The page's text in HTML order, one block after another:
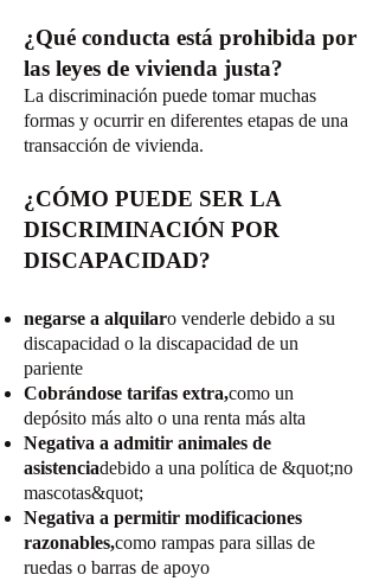
¿Qué conducta está prohibida por
las leyes de vivienda justa?
La discriminación puede tomar muchas
formas y ocurrir en diferentes etapas de una
transacción de vivienda.
¿CÓMO PUEDE SER LA
DISCRIMINACIÓN POR
DISCAPACIDAD?
negarse a alquilaro venderle debido a su
discapacidad o la discapacidad de un
pariente
Cobrándose tarifas extra,como un
depósito más alto o una renta más alta
Negativa a admitir animales de
asistenciadebido a una política de &quot;no
mascotas&quot;
Negativa a permitir modificaciones
razonables,como rampas para sillas de
ruedas o barras de apoyo